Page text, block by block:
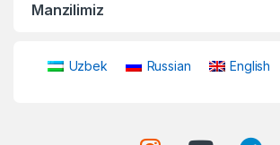
Manzilimiz
Uzbek Russian English